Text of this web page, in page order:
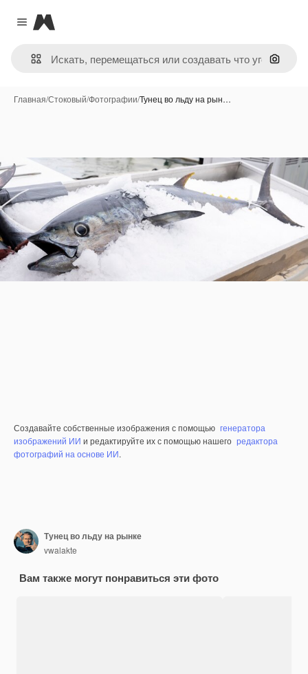
Close menu
Magnific
Поиск
Главная/Стоковый/Фотографии/Тунец во льду на рын…
Создавайте собственные изображения с помощью генератора
изображений ИИ и редактируйте их с помощью нашего редактора
фотографий на основе ИИ.
Тунец во льду на рынке
vwalakte
Вам также могут понравиться эти фото